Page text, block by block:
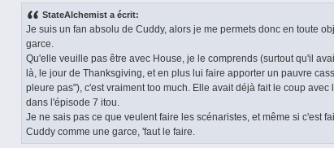
StateAlchemist a écrit:
Je suis un fan absolu de Cuddy, alors je me permets donc en toute
garce.
Qu'elle veuille pas être avec House, je le comprends (surtout qu'il
là, le jour de Thanksgiving, et en plus lui faire apporter un pauvre
pleure pas"), c'est vraiment too much. Elle avait déjà fait le coup
dans l'épisode 7 itou.
Je ne sais pas ce que veulent faire les scénaristes, et même si c'est
Cuddy comme une garce, 'faut le faire.